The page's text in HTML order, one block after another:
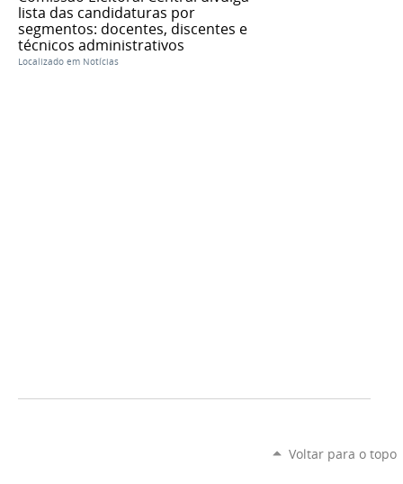
lista das candidaturas por
segmentos: docentes, discentes e
técnicos administrativos
Localizado em Notícias
Voltar para o topo